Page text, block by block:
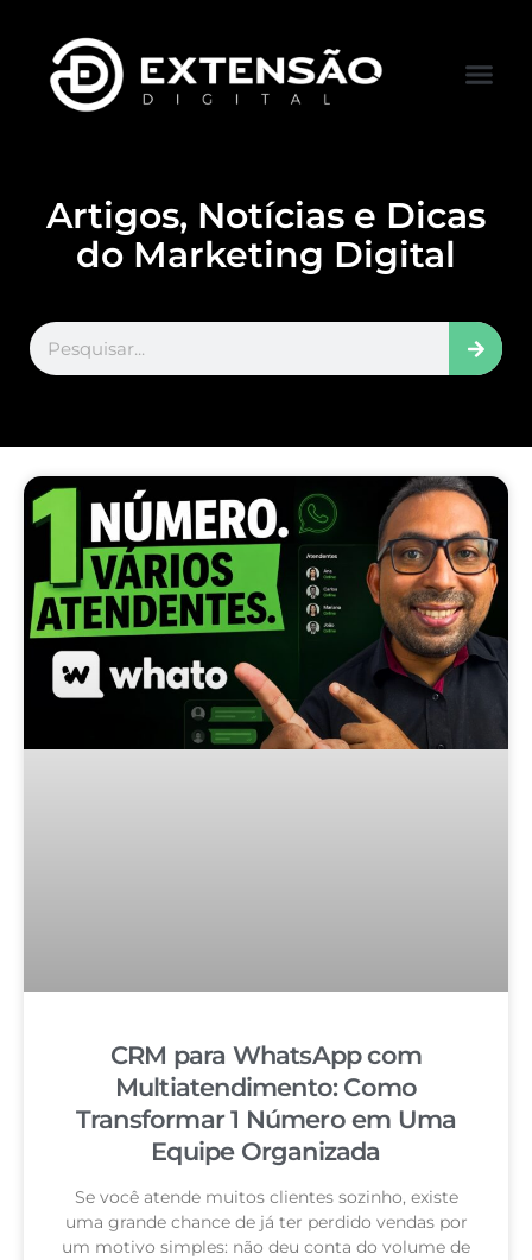
Artigos, Notícias e Dicas
do Marketing Digital
CRM para WhatsApp com
Multiatendimento: Como
Transformar 1 Número em Uma
Equipe Organizada
Se você atende muitos clientes sozinho, existe
uma grande chance de já ter perdido vendas por
um motivo simples: não deu conta do volume de